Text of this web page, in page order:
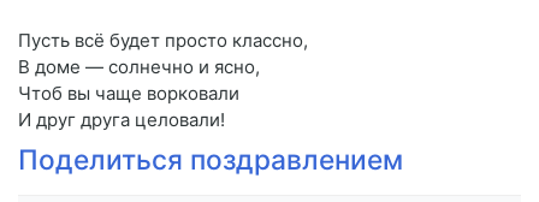
Пусть всё будет просто классно,
В доме — солнечно и ясно,
Чтоб вы чаще ворковали
И друг друга целовали!
Поделиться поздравлением